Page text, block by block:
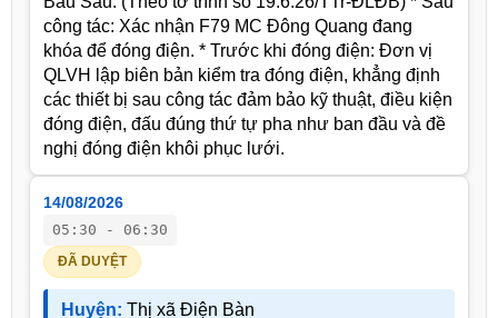
công tác: Xác nhận F79 MC Đông Quang đang
khóa để đóng điện. * Trước khi đóng điện: Đơn vị
QLVH lập biên bản kiểm tra đóng điện, khẳng định
các thiết bị sau công tác đảm bảo kỹ thuật, điều kiện
đóng điện, đấu đúng thứ tự pha như ban đầu và đề
nghị đóng điện khôi phục lưới.
14/08/2026
05:30 - 06:30
ĐÃ DUYỆT
Huyện: Thị xã Điện Bàn